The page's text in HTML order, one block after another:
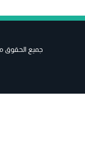
جميع الحقوق